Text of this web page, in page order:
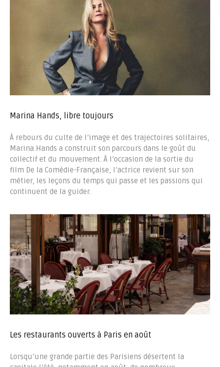
Marina Hands, libre toujours
À rebours du culte de l’image et des trajectoires solitaires,
Marina Hands a construit son parcours dans le goût du
collectif et du mouvement. À l’occasion de la sortie du
film De la Comédie-Française, l’actrice revient sur son
métier, les leçons du temps qui passe et les passions qui
continuent de la guider.
Les restaurants ouverts à Paris en août
Lorsqu’une grande partie des Parisiens désertent la